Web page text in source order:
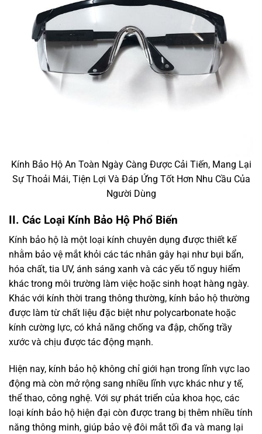
Kính Bảo Hộ An Toàn Ngày Càng Được Cải Tiến, Mang Lại
Sự Thoải Mái, Tiện Lợi Và Đáp Ứng Tốt Hơn Nhu Cầu Của
Người Dùng
II. Các Loại Kính Bảo Hộ Phổ Biến
Kính bảo hộ là một loại kính chuyên dụng được thiết kế
nhằm bảo vệ mắt khỏi các tác nhân gây hại như bụi bẩn,
hóa chất, tia UV, ánh sáng xanh và các yếu tố nguy hiểm
khác trong môi trường làm việc hoặc sinh hoạt hàng ngày.
Khác với kính thời trang thông thường, kính bảo hộ thường
được làm từ chất liệu đặc biệt như polycarbonate hoặc
kính cường lực, có khả năng chống va đập, chống trầy
xước và chịu được tác động mạnh.
Hiện nay, kính bảo hộ không chỉ giới hạn trong lĩnh vực lao
động mà còn mở rộng sang nhiều lĩnh vực khác như y tế,
thể thao, công nghệ. Với sự phát triển của khoa học, các
loại kính bảo hộ hiện đại còn được trang bị thêm nhiều tính
năng thông minh, giúp bảo vệ đôi mắt tối đa và mang lại